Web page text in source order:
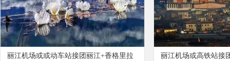
丽江机场或或动车站接团丽江+香格里拉
丽江机场或高铁站接